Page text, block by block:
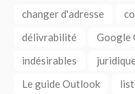
changer d'adresse
délivrabilité
Google
indésirables
Le guide Outlook